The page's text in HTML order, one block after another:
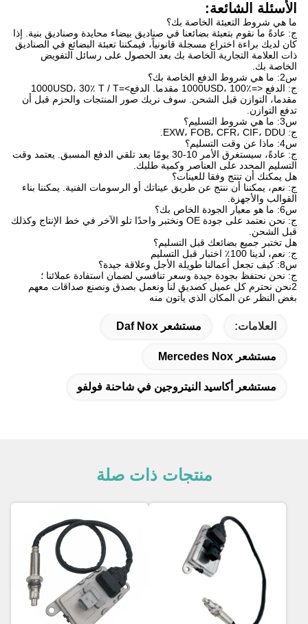
الأسئلة الشائعة:
ما هي شروط التعبئة الخاصة بك؟
ج: عادةً ما نقوم بتعبئة بضائعنا في صناديق بيضاء محايدة وصناديق بنية. إذا
كان لديك براءة اختراع مسجلة قانونياً، فيمكننا تعبئة البضائع في الصناديق
ذات العلامة التجارية الخاصة بك بعد الحصول على رسائل التفويض
الخاصة بك.
س2: ما هي شروط الدفع الخاصة بك؟
ج: الدفع <=1000USD، 100٪ مقدما. الدفع>=1000USD، 30٪ T / T
مقدما، التوازن قبل الشحن. سوف نريك صور المنتجات والحزم قبل أن
تدفع التوازن.
س3: ما هي شروط التسليم؟
ج: EXW، FOB، CFR، CIF، DDU.
س4: ماذا عن وقت التسليم؟
ج: عادةً، سيستغرق الأمر 10-30 يومًا بعد تلقي الدفع المسبق. يعتمد وقت
التسليم المحدد على العناصر وكمية طلبك.
هل يمكنك أن تنتج وفقا للعينات؟
ج: نعم، يمكننا أن ننتج عن طريق عيناتك أو الرسومات الفنية. يمكننا بناء
القوالب والأجهزة.
س6: ما هو معيار الجودة الخاص بك؟
ج: نحن نعتمد على جودة OE ونختبر واحدًا تلو الآخر في خط الإنتاج وكذلك
قبل الشحن.
هل تختبر جميع بضائعك قبل التسليم؟
ج: نعم، لدينا 100٪ اختبار قبل التسليم
س8: كيف تجعل أعمالنا طويلة الأجل وعلاقة جيدة؟
ج: نحن نحتفظ بجودة جيدة وسعر تنافسي لضمان استفادة عملائنا ؛
2نحن نحترم كل عميل كصديق لنا ونعمل بصدق ونصنع صداقات معهم
بغض النظر عن المكان الذي يأتون منه
العلامات: مستشعر Daf Nox
مستشعر Mercedes Nox
مستشعر أكاسيد النيتروجين في شاحنة فولفو
منتجات ذات صلة